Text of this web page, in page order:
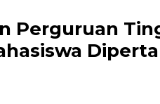
Perguruan